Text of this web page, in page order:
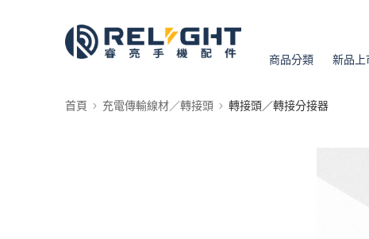
商品分類 新品上
首頁 充電傳輸線材／轉接頭 轉接頭／轉接分接器